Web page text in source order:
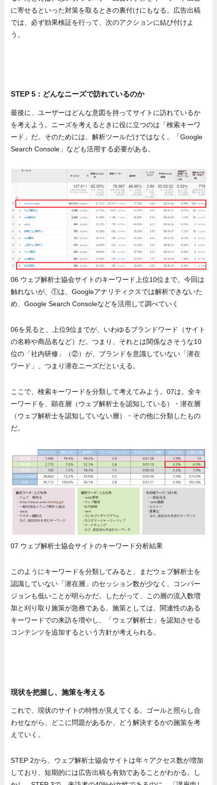
に寄せるといった対策を取るときの裏付けにもなる。広告出稿
では、必ず効果検証を行って、次のアクションに結び付けよ
う。
STEP 5：どんなニーズで訪れているのか
最後に、ユーザーはどんな意図を持ってサイトに訪れているか
を考えよう。ニーズを考えるときに役に立つのは「検索キーワ
ード」だ。そのためには、解析ツールだけではなく、「Google
Search Console」なども活用する必要がある。
06 ウェブ解析士協会サイトのキーワード上位10位まで。今回は
触れないが、①は、Googleアナリティクスでは解析できないた
め、Google Search Consoleなどを活用して調べていく
06を見ると、上位9位までが、いわゆるブランドワード（サイト
の名称や商品名など）だ。つまり、それとは関係なさそうな10
位の「社内研修」（②）が、ブランドを意識していない「潜在
ワード」、つまり潜在ニーズだといえる。
ここで、検索キーワードを分類して考えてみよう。07は、全キ
ーワードを、顕在層（ウェブ解析士を認知している）・潜在層
（ウェブ解析士を認知していない層）・その他に分類したもの
だ。
07 ウェブ解析士協会サイトのキーワード分析結果
このようにキーワードを分類してみると、まだウェブ解析士を
認識していない「潜在層」のセッション数が少なく、コンバー
ジョンも低いことが明らかだ。したがって、この層の流入数増
加と刈り取り施策が急務である。施策としては、関連性のある
キーワードでの来訪を増やし、「ウェブ解析士」を認知させる
コンテンツを追加するという方針が考えられる。
現状を把握し、施策を考える
これで、現状のサイトの特性が見えてくる。ゴールと照らし合
わせながら、どこに問題があるか、どう解決するかの施策を考
えていく。
STEP 2から、ウェブ解析士協会サイトは年々アクセス数が増加
しており、短期的には広告出稿も有効であることがわかる。し